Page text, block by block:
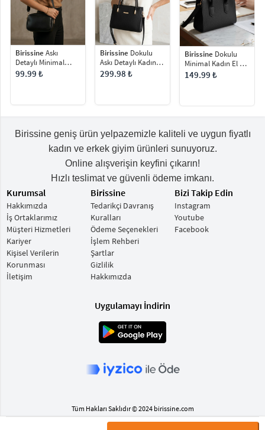
Birissine Askı
Detaylı Minimal
Kadın Omuz Çantası
99.99 ₺
Birissine Dokulu
Askı Detaylı Kadın
Omuz Çantası
299.98 ₺
Birissine Dokulu
Minimal Kadın El ve
Omuz Çantası
149.99 ₺
Birissine geniş ürün yelpazemizle kaliteli ve uygun fiyatlı
kadın ve erkek giyim ürünleri sunuyoruz.
Online alışverişin keyfini çıkarın!
Hızlı teslimat ve güvenli ödeme imkanı.
Kurumsal
Hakkımızda
İş Ortaklarımız
Müşteri Hizmetleri
Kariyer
Kişisel Verilerin
Korunması
İletişim
Birissine
Tedarikçi Davranış
Kuralları
Ödeme Seçenekleri
İşlem Rehberi
Şartlar
Gizlilik
Hakkımızda
Bizi Takip Edin
Instagram
Youtube
Facebook
Uygulamayı İndirin
Tüm Hakları Saklıdır © 2024 birissine.com